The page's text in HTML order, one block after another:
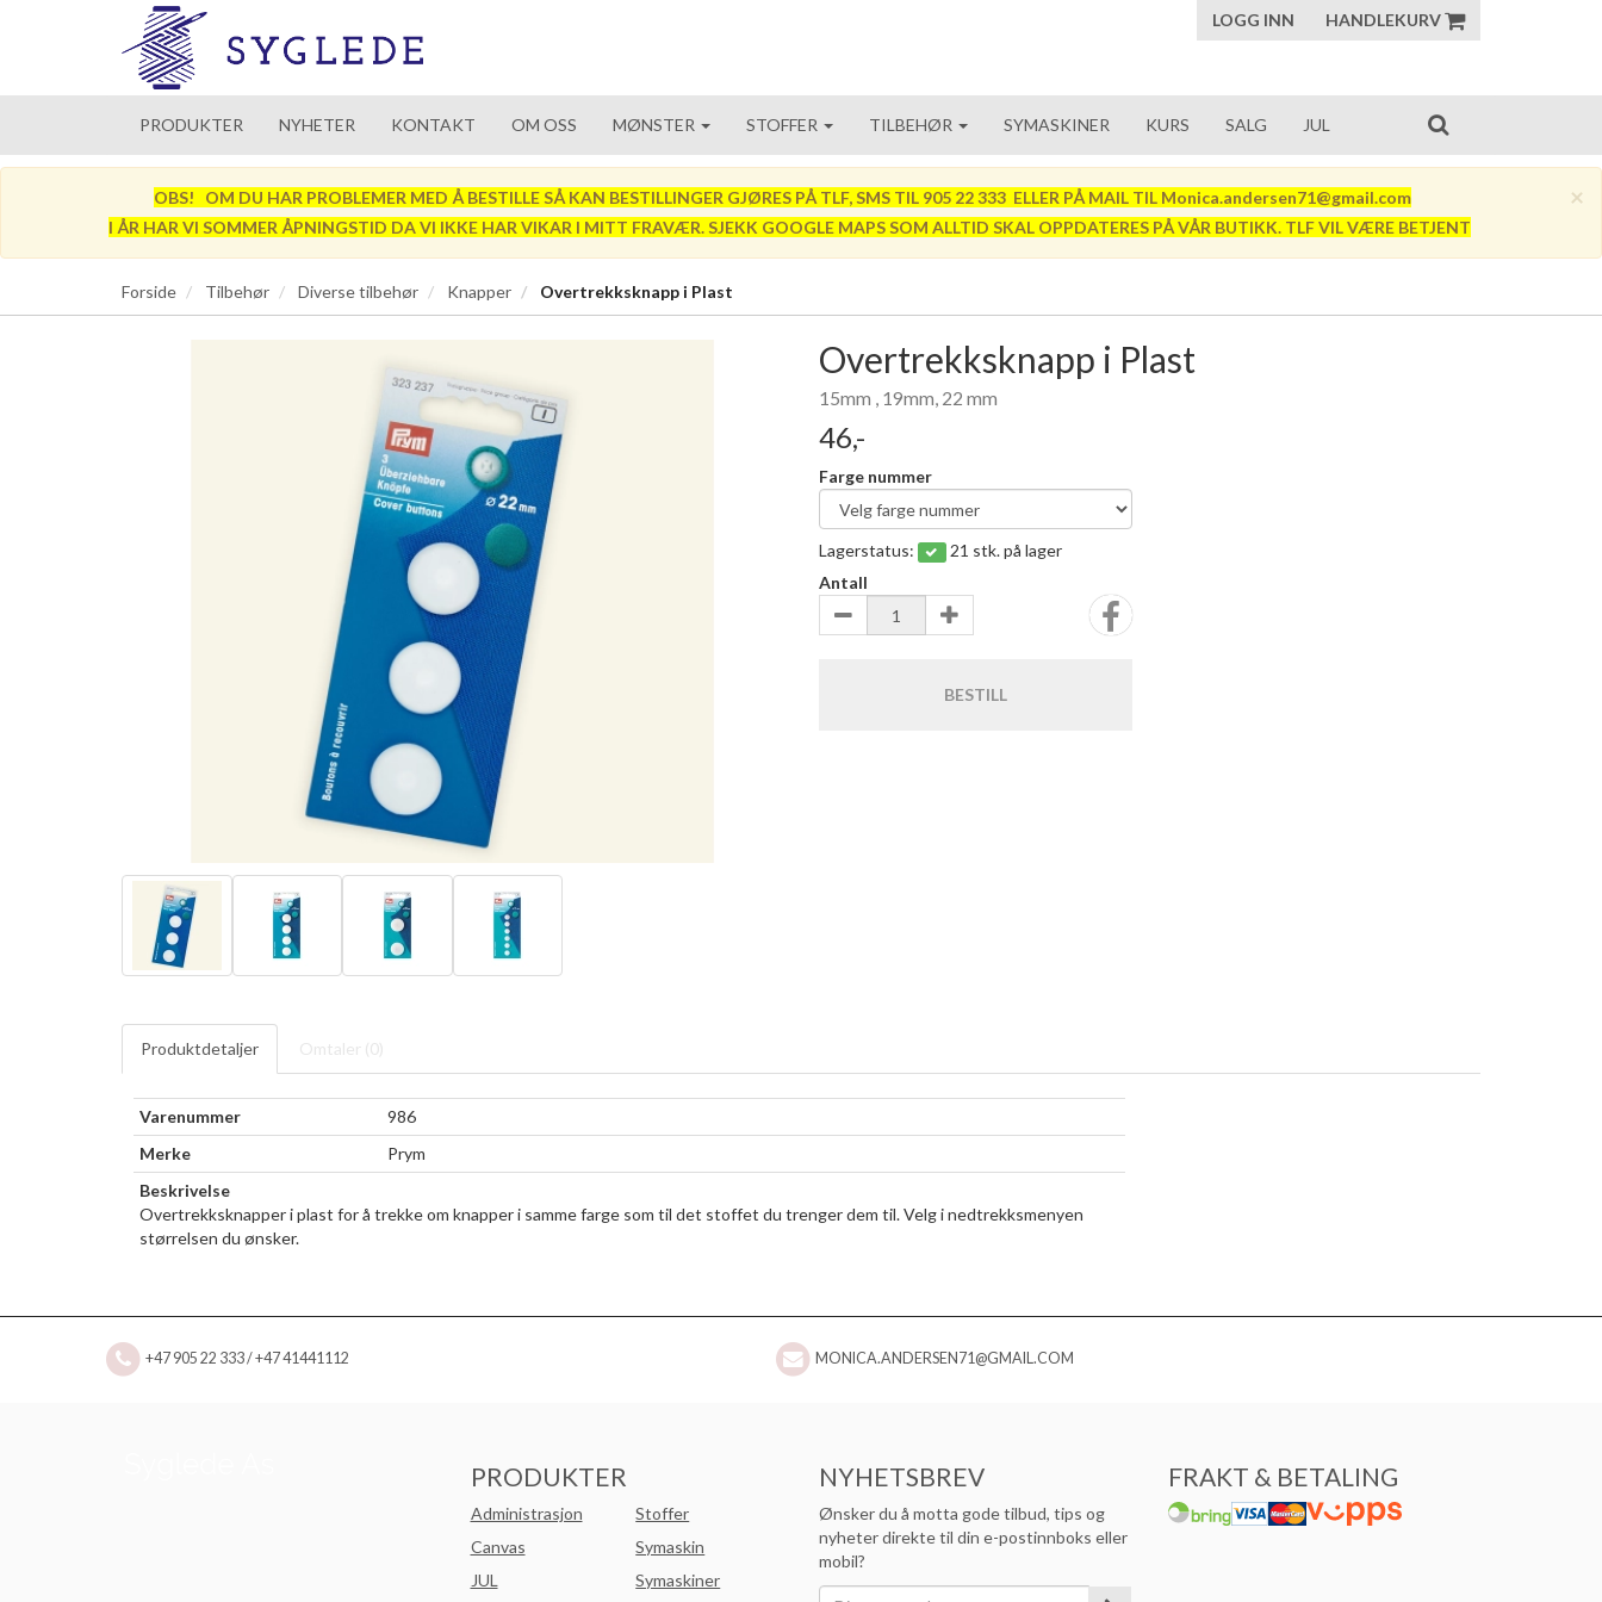
LOGG INN HANDLEKURV
PRODUKTER NYHETER KONTAKT OM OSS MØNSTER STOFFER TILBEHØR SYMASKINER KURS SALG JUL
×
OBS! OM DU HAR PROBLEMER MED Å BESTILLE SÅ KAN BESTILLINGER GJØRES PÅ TLF, SMS TIL 905 22 333 ELLER PÅ MAIL TIL Monica.andersen71@gmail.com
I ÅR HAR VI SOMMER ÅPNINGSTID DA VI IKKE HAR VIKAR I MITT FRAVÆR. SJEKK GOOGLE MAPS SOM ALLTID SKAL OPPDATERES PÅ VÅR BUTIKK. TLF VIL VÆRE BETJENT
Forside Tilbehør Diverse tilbehør Knapper Overtrekksknapp i Plast
Overtrekksknapp i Plast
15mm , 19mm, 22 mm
46,-
Farge nummer
Lagerstatus:
21 stk. på lager
Antall
BESTILL
Produktdetaljer Omtaler (0)
Varenummer
986
Merke
Prym
Beskrivelse
Overtrekksknapper i plast for å trekke om knapper i samme farge som til det stoffet du trenger dem til. Velg i nedtrekksmenyen
størrelsen du ønsker.
+47 905 22 333 / +47 41441112 MONICA.ANDERSEN71@GMAIL.COM
PRODUKTER
Administrasjon
Canvas
JUL
Stoffer
Symaskin
Symaskiner
NYHETSBREV
Ønsker du å motta gode tilbud, tips og
nyheter direkte til din e-postinnboks eller
mobil?
FRAKT & BETALING